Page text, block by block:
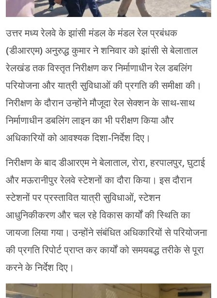
उत्तर मध्य रेलवे के झांसी मंडल के मंडल रेल प्रबंधक
(डीआरएम) अनुरुद्ध कुमार ने शनिवार को झांसी से बेलाताल
रेलखंड तक विस्तृत निरीक्षण कर निर्माणाधीन रेल डबलिंग
परियोजना और यात्री सुविधाओं की प्रगति की समीक्षा की।
निरीक्षण के दौरान उन्होंने मौजूदा रेल सेक्शन के साथ-साथ
निर्माणाधीन डबलिंग लाइन का भी परीक्षण किया और
अधिकारियों को आवश्यक दिशा-निर्देश दिए।
निरीक्षण के बाद डीआरएम ने बेलाताल, रोरा, हरपालपुर, घुटाई
और मऊरानीपुर रेलवे स्टेशनों का दौरा किया। इस दौरान
स्टेशनों पर प्रस्तावित यात्री सुविधाओं, स्टेशन
आधुनिकीकरण और चल रहे विकास कार्यों की स्थिति का
जायजा लिया गया। उन्होंने संबंधित अधिकारियों से परियोजना
की प्रगति रिपोर्ट प्राप्त कर कार्यों को समयबद्ध तरीके से पूरा
करने के निर्देश दिए।